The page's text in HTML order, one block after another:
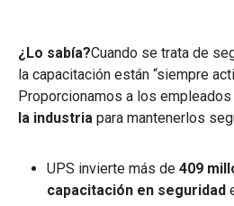
¿Lo sabía?Cuando se trata de
la capacitación están “siempre
Proporcionamos a los empleados
la industria para mantenerlos
UPS invierte más de 409
capacitación en seguridad